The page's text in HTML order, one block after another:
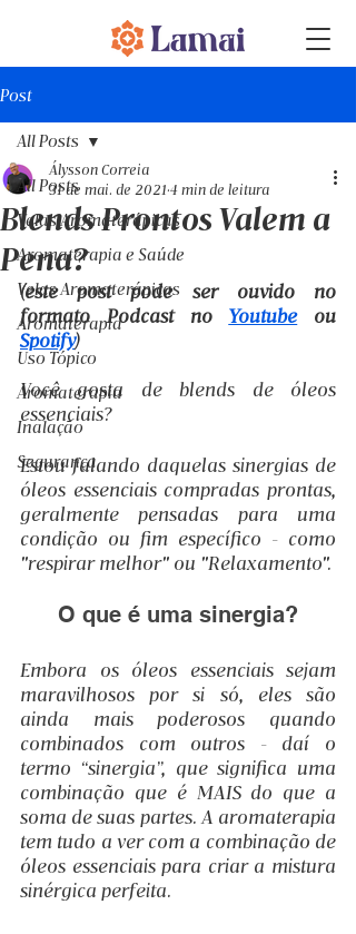
Post
All Posts
Velas Aromaterápicas
Aromaterapia e Saúde
Velas Aromaterápicas
Aromaterapia
Uso Tópico
Aromaterapia
Inalação
Segurança
All Posts
Blends Prontos Valem a
Pena?
Álysson Correia
31 de mai. de 2021 4 min de leitura
(este post pode ser ouvido no
formato Podcast no Youtube
Spotify)
Você gosta de blends de óleos
essenciais?
Estou falando daquelas sinergias de
óleos essenciais compradas prontas,
geralmente pensadas para uma
condição ou fim específico - como
"respirar melhor" ou "Relaxamento".
O que é uma sinergia?
Embora os óleos essenciais sejam
maravilhosos por si só, eles são
ainda mais poderosos quando
combinados com outros - daí o
termo “sinergia”, que significa uma
combinação que é MAIS do que a
soma de suas partes. A aromaterapia
tem tudo a ver com a combinação de
óleos essenciais para criar a mistura
sinérgica perfeita.